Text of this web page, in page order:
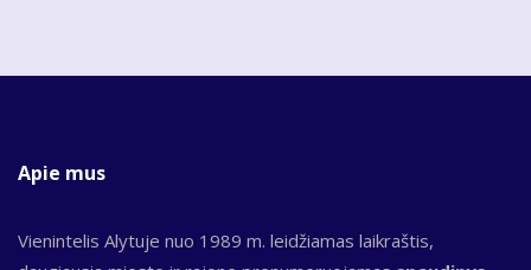
Apie mus
Vienintelis Alytuje nuo 1989 m. leidžiamas laikraštis,